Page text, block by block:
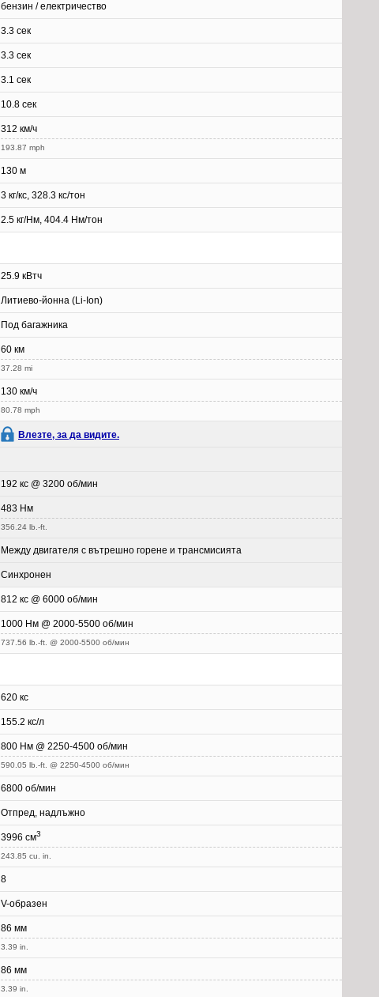
бензин / електричество
3.3 сек
3.3 сек
3.1 сек
10.8 сек
312 км/ч
193.87 mph
130 м
3 кг/кс, 328.3 кс/тон
2.5 кг/Нм, 404.4 Нм/тон
25.9 кВтч
Литиево-йонна (Li-Ion)
Под багажника
60 км
37.28 mi
130 км/ч
80.78 mph
Влезте, за да видите.
192 кс @ 3200 об/мин
483 Нм
356.24 lb.-ft.
Между двигателя с вътрешно горене и трансмисията
Синхронен
812 кс @ 6000 об/мин
1000 Нм @ 2000-5500 об/мин
737.56 lb.-ft. @ 2000-5500 об/мин
620 кс
155.2 кс/л
800 Нм @ 2250-4500 об/мин
590.05 lb.-ft. @ 2250-4500 об/мин
6800 об/мин
Отпред, надлъжно
3996 см3
243.85 cu. in.
8
V-образен
86 мм
3.39 in.
86 мм
3.39 in.